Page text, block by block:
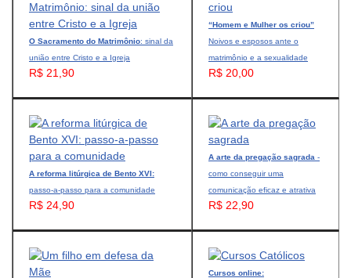
O Sacramento do Matrimônio: sinal da
união entre Cristo e a Igreja
R$ 21,90
“Homem e Mulher os criou”
Noivos e esposos ante o
matrimônio e a sexualidade
R$ 20,00
A reforma litúrgica de Bento XVI:
passo-a-passo para a comunidade
R$ 24,90
A arte da pregação sagrada -
como conseguir uma
comunicação eficaz e atrativa
R$ 22,90
Cursos online: